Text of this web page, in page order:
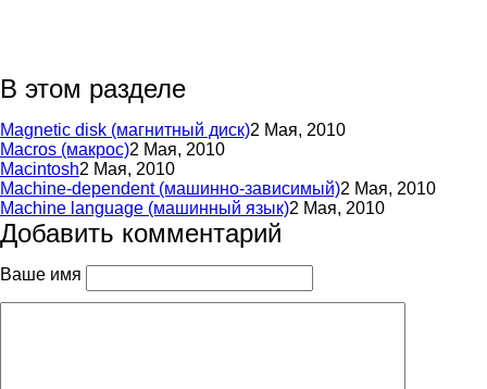
В этом разделе
Magnetic disk (магнитный диск)2 Мая, 2010
Macros (макрос)2 Мая, 2010
Macintosh2 Мая, 2010
Machine-dependent (машинно-зависимый)2 Мая, 2010
Machine language (машинный язык)2 Мая, 2010
Добавить комментарий
Ваше имя